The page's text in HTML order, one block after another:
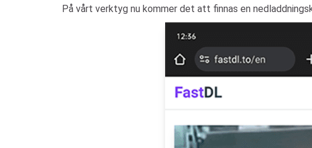
På vårt verktyg nu kommer det att finnas en